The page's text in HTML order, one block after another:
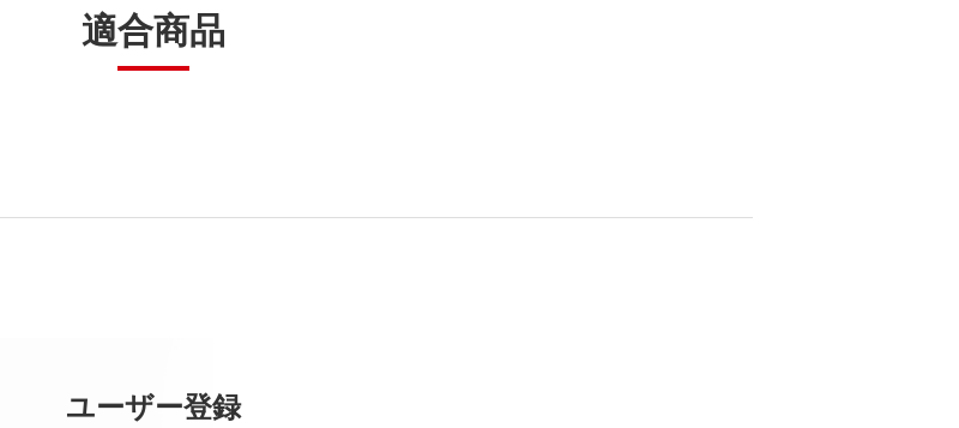
適合商品
ユーザー登録